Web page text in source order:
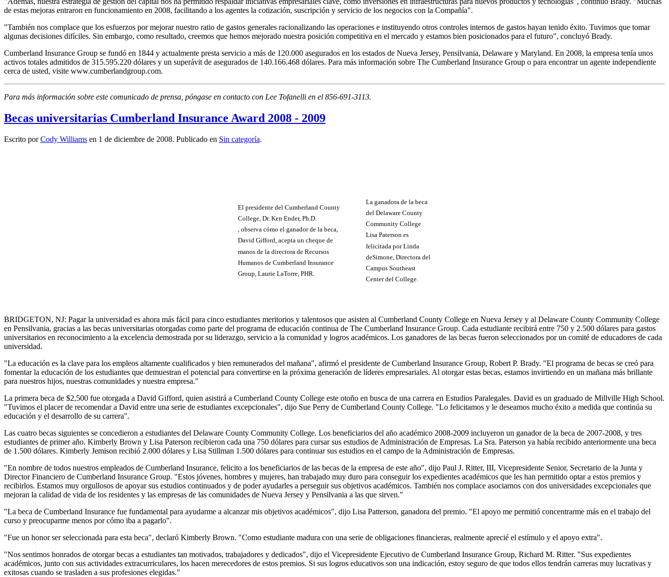
de estas mejoras entraron en funcionamiento en 2008, facilitando a los agentes la cotización, suscripción y servicio de los negocios con la Compañía".
"También nos complace que los esfuerzos por mejorar nuestro ratio de gastos generales racionalizando las operaciones e instituyendo otros controles internos de gastos hayan tenido éxito. Tuvimos que tomar
algunas decisiones difíciles. Sin embargo, como resultado, creemos que hemos mejorado nuestra posición competitiva en el mercado y estamos bien posicionados para el futuro", concluyó Brady.
Cumberland Insurance Group se fundó en 1844 y actualmente presta servicio a más de 120.000 asegurados en los estados de Nueva Jersey, Pensilvania, Delaware y Maryland. En 2008, la empresa tenía unos
activos totales admitidos de 315.595.220 dólares y un superávit de asegurados de 140.166.468 dólares. Para más información sobre The Cumberland Insurance Group o para encontrar un agente independiente
cerca de usted, visite www.cumberlandgroup.com.
Para más información sobre este comunicado de prensa, póngase en contacto con Lee Tofanelli en el 856-691-3113.
Becas universitarias Cumberland Insurance Award 2008 - 2009
Escrito porCody Williams en 1 de diciembre de 2008. Publicado en Sin categoría.
El presidente del Cumberland County
College, Dr. Ken Ender, Ph.D.
, observa cómo el ganador de la beca,
David Gifford, acepta un cheque de
manos de la directora de Recursos
Humanos de Cumberland Insurance
Group, Laurie LaTorre, PHR.
La ganadora de la beca
del Delaware County
Community College
Lisa Paterson es
felicitada por Linda
deSimone, Directora del
Campus Southeast
Center del College.
BRIDGETON, NJ: Pagar la universidad es ahora más fácil para cinco estudiantes meritorios y talentosos que asisten al Cumberland County College en Nueva Jersey y al Delaware County Community College
en Pensilvania, gracias a las becas universitarias otorgadas como parte del programa de educación continua de The Cumberland Insurance Group. Cada estudiante recibirá entre 750 y 2.500 dólares para gastos
universitarios en reconocimiento a la excelencia demostrada por su liderazgo, servicio a la comunidad y logros académicos. Los ganadores de las becas fueron seleccionados por un comité de educadores de cada
universidad.
"La educación es la clave para los empleos altamente cualificados y bien remunerados del mañana", afirmó el presidente de Cumberland Insurance Group, Robert P. Brady. "El programa de becas se creó para
fomentar la educación de los estudiantes que demuestran el potencial para convertirse en la próxima generación de líderes empresariales. Al otorgar estas becas, estamos invirtiendo en un mañana más brillante
para nuestros hijos, nuestras comunidades y nuestra empresa."
La primera beca de $2,500 fue otorgada a David Gifford, quien asistirá a Cumberland County College este otoño en busca de una carrera en Estudios Paralegales. David es un graduado de Millville High School.
"Tuvimos el placer de recomendar a David entre una serie de estudiantes excepcionales", dijo Sue Perry de Cumberland County College. "Lo felicitamos y le deseamos mucho éxito a medida que continúa su
educación y el desarrollo de su carrera".
Las cuatro becas siguientes se concedieron a estudiantes del Delaware County Community College. Los beneficiarios del año académico 2008-2009 incluyeron un ganador de la beca de 2007-2008, y tres
estudiantes de primer año. Kimberly Brown y Lisa Paterson recibieron cada una 750 dólares para cursar sus estudios de Administración de Empresas. La Sra. Paterson ya había recibido anteriormente una beca
de 1.500 dólares. Kimberly Jemison recibió 2.000 dólares y Lisa Stillman 1.500 dólares para continuar sus estudios en el campo de la Administración de Empresas.
"En nombre de todos nuestros empleados de Cumberland Insurance, felicito a los beneficiarios de las becas de la empresa de este año", dijo Paul J. Ritter, III, Vicepresidente Senior, Secretario de la Junta y
Director Financiero de Cumberland Insurance Group. "Estos jóvenes, hombres y mujeres, han trabajado muy duro para conseguir los expedientes académicos que les han permitido optar a estos premios y
recibirlos. Estamos muy orgullosos de apoyar sus estudios continuados y de poder ayudarles a perseguir sus objetivos académicos. También nos complace asociarnos con dos universidades excepcionales que
mejoran la calidad de vida de los residentes y las empresas de las comunidades de Nueva Jersey y Pensilvania a las que sirven."
"La beca de Cumberland Insurance fue fundamental para ayudarme a alcanzar mis objetivos académicos", dijo Lisa Patterson, ganadora del premio. "El apoyo me permitió concentrarme más en el trabajo del
curso y preocuparme menos por cómo iba a pagarlo".
"Fue un honor ser seleccionada para esta beca", declaró Kimberly Brown. "Como estudiante madura con una serie de obligaciones financieras, realmente aprecié el estímulo y el apoyo extra".
"Nos sentimos honrados de otorgar becas a estudiantes tan motivados, trabajadores y dedicados", dijo el Vicepresidente Ejecutivo de Cumberland Insurance Group, Richard M. Ritter. "Sus expedientes
académicos, junto con sus actividades extracurriculares, los hacen merecedores de estos premios. Si sus logros educativos son una indicación, estoy seguro de que todos ellos tendrán carreras muy lucrativas y
exitosas cuando se trasladen a sus profesiones elegidas."